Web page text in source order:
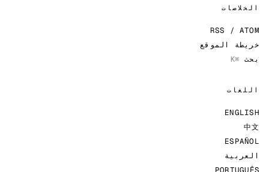
الخلاصات
RSS / ATOM
خريطة الموقع
بحث ⌘K
اللغات
ENGLISH
中文
ESPAÑOL
العربية
PORTUGUÊS